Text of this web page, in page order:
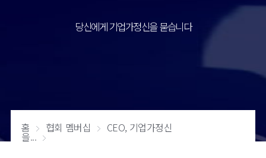
당신에게 기업가정신을 묻습니다
홈 협회 멤버십 CEO, 기업가정신
을...